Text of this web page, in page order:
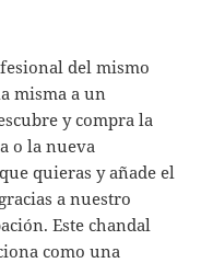
del mismo
misma a un
y compra la
o la nueva
quieras y añade el
a nuestro
Este chandal
como una